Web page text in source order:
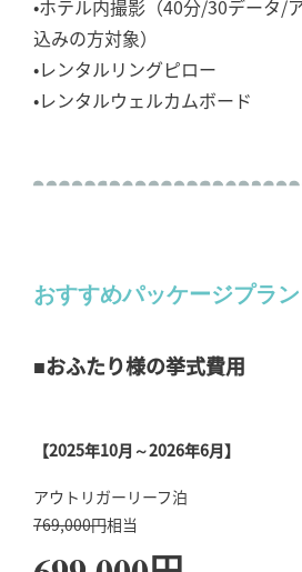
•ホテル内撮影（40分/30データ/
込みの方対象）
•レンタルリングピロー
•レンタルウェルカムボード
おすすめパッケージプラン
■おふたり様の挙式費用
【2025年10月～2026年6月】
アウトリガーリーフ泊
769,000円相当